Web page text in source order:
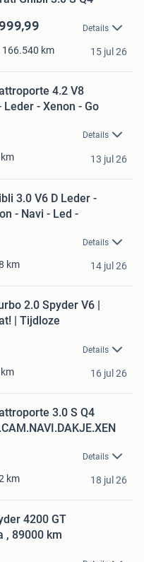
Details
166.540 km 15 jul 26
4.2 V8
- Xenon - Go
Details
km 13 jul 26
3.0 V6 D Leder -
- Navi - Led -
Details
km 14 jul 26
2.0 Spyder V6 |
| Tijdloze
Details
km 16 jul 26
3.0 S Q4
Details
km 18 jul 26
4200 GT
, 89000 km